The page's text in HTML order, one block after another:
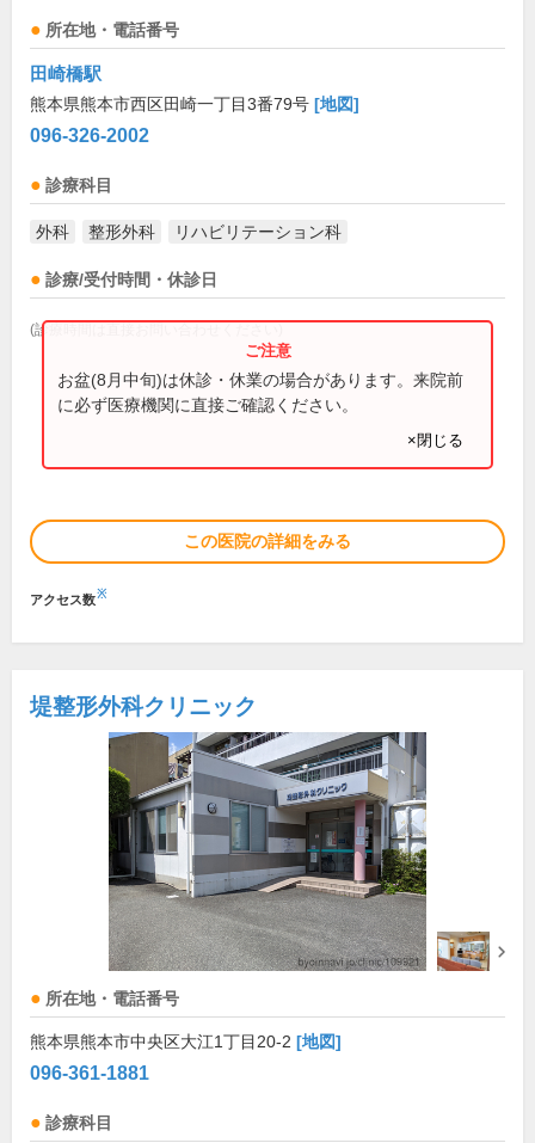
所在地・電話番号
田崎橋駅
熊本県熊本市西区田崎一丁目3番79号 [地図]
096-326-2002
診療科目
外科 整形外科 リハビリテーション科
診療/受付時間・休診日
(診療時間は直接お問い合わせください)
お盆(8月中旬)は休診・休業の場合があります。来院前
に必ず医療機関に直接ご確認ください。
×閉じる
この医院の詳細をみる
アクセス数※
堤整形外科クリニック
所在地・電話番号
熊本県熊本市中央区大江1丁目20-2 [地図]
096-361-1881
診療科目